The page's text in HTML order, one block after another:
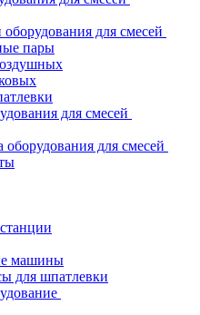
оборудования для смесей
пары
для смесей
оборудования для смесей
машины
для шпатлевки